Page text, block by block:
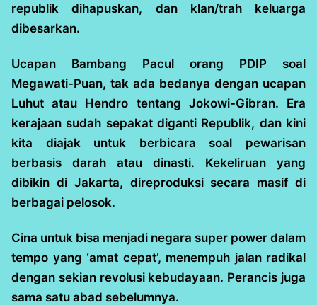
republik dihapuskan, dan klan/trah keluarga
dibesarkan.
Ucapan Bambang Pacul orang PDIP soal
Megawati-Puan, tak ada bedanya dengan ucapan
Luhut atau Hendro tentang Jokowi-Gibran. Era
kerajaan sudah sepakat diganti Republik, dan kini
kita diajak untuk berbicara soal pewarisan
berbasis darah atau dinasti. Kekeliruan yang
dibikin di Jakarta, direproduksi secara masif di
berbagai pelosok.
Cina untuk bisa menjadi negara super power dalam
tempo yang ‘amat cepat’, menempuh jalan radikal
dengan sekian revolusi kebudayaan. Perancis juga
sama satu abad sebelumnya.